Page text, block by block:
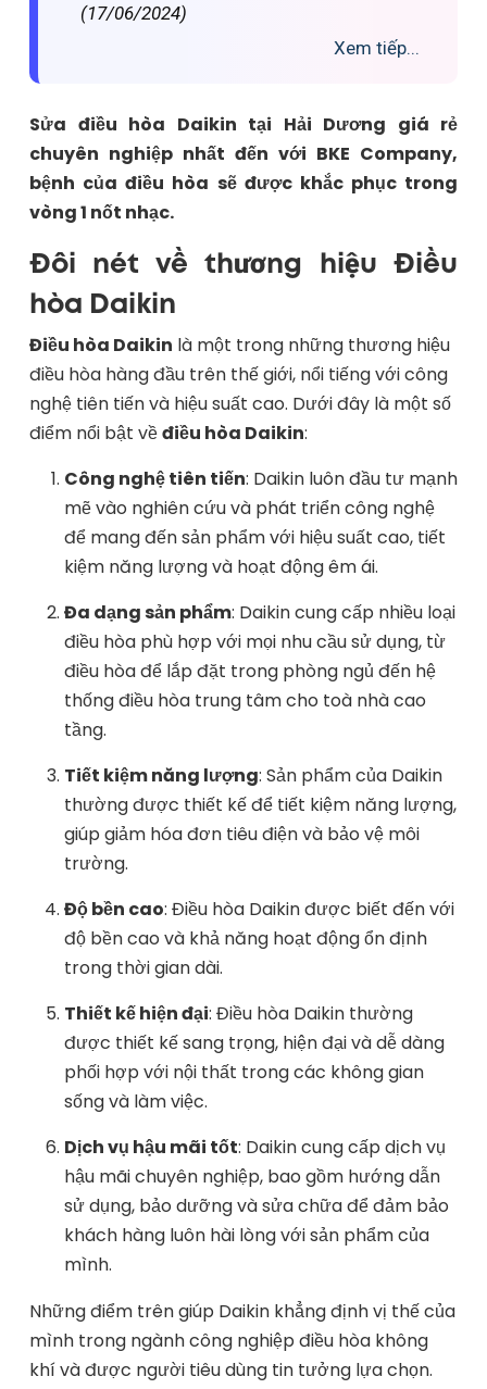
(17/06/2024)
Xem tiếp...
Sửa điều hòa Daikin tại Hải Dương giá rẻ
chuyên nghiệp nhất đến với BKE Company,
bệnh của điều hòa sẽ được khắc phục trong
vòng 1 nốt nhạc.
Đôi nét về thương hiệu Điều
hòa Daikin
Điều hòa Daikin là một trong những thương hiệu
điều hòa hàng đầu trên thế giới, nổi tiếng với công
nghệ tiên tiến và hiệu suất cao. Dưới đây là một số
điểm nổi bật vềđiều hòa Daikin:
Công nghệ tiên tiến: Daikin luôn đầu tư mạnh
mẽ vào nghiên cứu và phát triển công nghệ
để mang đến sản phẩm với hiệu suất cao, tiết
kiệm năng lượng và hoạt động êm ái.
Đa dạng sản phẩm: Daikin cung cấp nhiều loại
điều hòa phù hợp với mọi nhu cầu sử dụng, từ
điều hòa để lắp đặt trong phòng ngủ đến hệ
thống điều hòa trung tâm cho toà nhà cao
tầng.
Tiết kiệm năng lượng: Sản phẩm của Daikin
thường được thiết kế để tiết kiệm năng lượng,
giúp giảm hóa đơn tiêu điện và bảo vệ môi
trường.
Độ bền cao: Điều hòa Daikin được biết đến với
độ bền cao và khả năng hoạt động ổn định
trong thời gian dài.
Thiết kế hiện đại: Điều hòa Daikin thường
được thiết kế sang trọng, hiện đại và dễ dàng
phối hợp với nội thất trong các không gian
sống và làm việc.
Dịch vụ hậu mãi tốt: Daikin cung cấp dịch vụ
hậu mãi chuyên nghiệp, bao gồm hướng dẫn
sử dụng, bảo dưỡng và sửa chữa để đảm bảo
khách hàng luôn hài lòng với sản phẩm của
mình.
Những điểm trên giúp Daikin khẳng định vị thế của
mình trong ngành công nghiệp điều hòa không
khí và được người tiêu dùng tin tưởng lựa chọn.